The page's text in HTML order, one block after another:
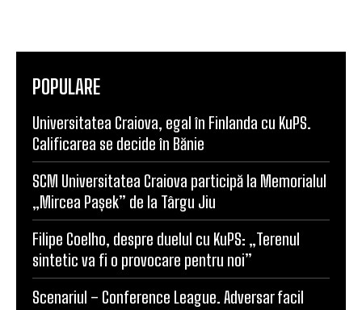
POPULARE
Universitatea Craiova, egal în Finlanda cu KuPS.
Calificarea se decide în Bănie
SCM Universitatea Craiova participă la Memorialul
„Mircea Pașek” de la Târgu Jiu
Filipe Coelho, despre duelul cu KuPS: „Terenul